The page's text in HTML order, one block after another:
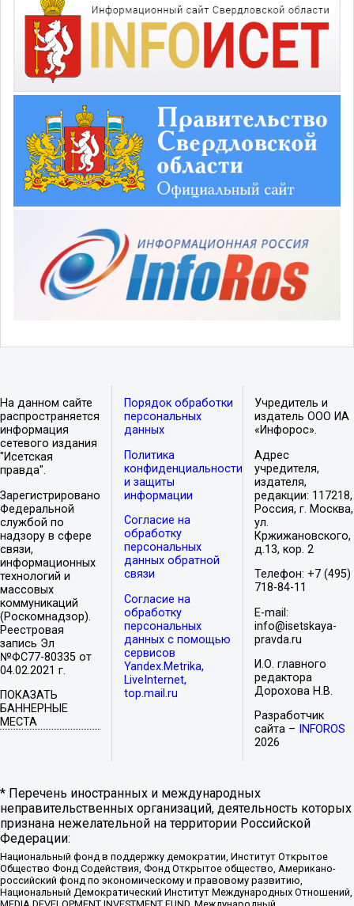
На данном сайте
распространяется
информация
сетевого издания
"Исетская
правда".
Зарегистрировано
Федеральной
службой по
надзору в сфере
связи,
информационных
технологий и
массовых
коммуникаций
(Роскомнадзор).
Реестровая
запись Эл
№ФС77-80335 от
04.02.2021 г.
ПОКАЗАТЬ
БАННЕРНЫЕ
МЕСТА
Порядок обработки
персональных
данных
Политика
конфиденциальности
и защиты
информации
Согласие на
обработку
персональных
данных обратной
связи
Согласие на
обработку
персональных
данных с помощью
сервисов
Yandex.Metrika,
LiveInternet,
top.mail.ru
Учредитель и
издатель ООО ИА
«Инфорос».
Адрес
учредителя,
издателя,
редакции: 117218,
Россия, г. Москва,
ул.
Кржижановского,
д.13, кор. 2
Телефон: +7 (495)
718-84-11
E-mail:
info@isetskaya-
pravda.ru
И.О. главного
редактора
Дорохова Н.В.
Разработчик
сайта –
INFOROS
2026
* Перечень иностранных и международных
неправительственных организаций, деятельность которых
признана нежелательной на территории Российской
Федерации:
Национальный фонд в поддержку демократии, Институт Открытое
Общество Фонд Содействия, Фонд Открытое общество, Американо-
российский фонд по экономическому и правовому развитию,
Национальный Демократический Институт Международных Отношений,